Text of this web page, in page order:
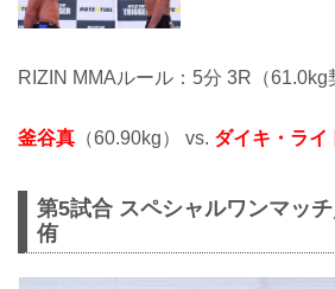
RIZIN MMAルール：5分 3R（61.0kg
釜谷真 （60.90kg） vs. ダイキ・ライ
第5試合 スペシャルワンマッ
侑